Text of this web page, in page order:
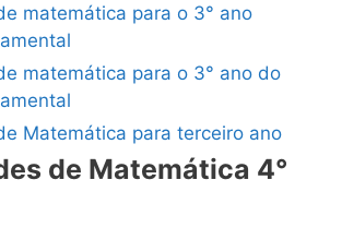
matemática para o 3° ano
matemática para o 3° ano do
Matemática para terceiro ano
de Matemática 4°